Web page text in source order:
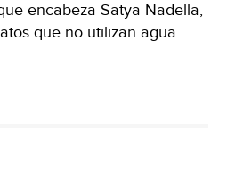
encabeza Satya Nadella,
que no utilizan agua …